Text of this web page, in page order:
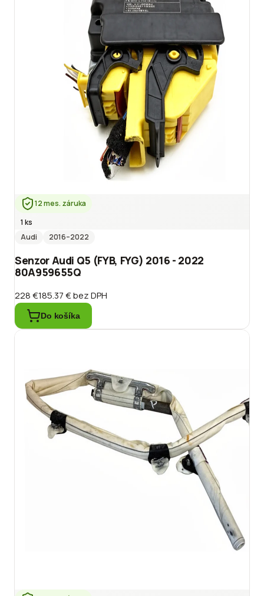
12 mes. záruka
1 ks
Audi
2016–2022
Senzor Audi Q5 (FYB, FYG) 2016 - 2022
80A959655Q
228 €185.37 €bez DPH
Do košíka